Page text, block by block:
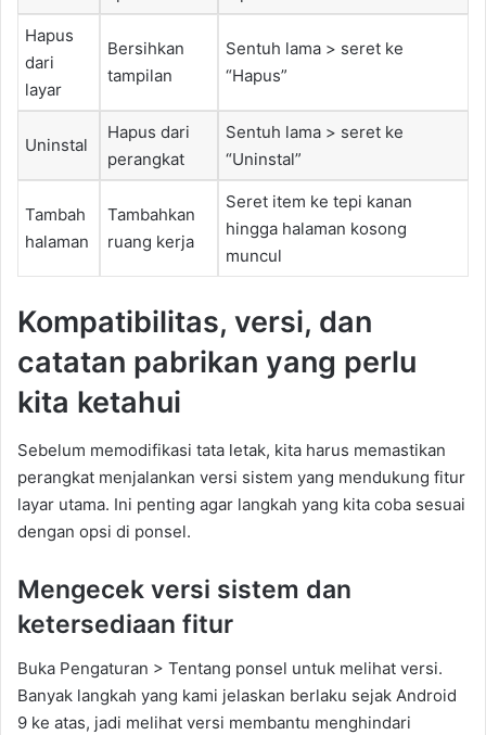
Hapus
dari
layar
Bersihkan
tampilan
Sentuh lama > seret ke
“Hapus”
Uninstal
Hapus dari
perangkat
Sentuh lama > seret ke
“Uninstal”
Tambah
halaman
Tambahkan
ruang kerja
Seret item ke tepi kanan
hingga halaman kosong
muncul
Kompatibilitas, versi, dan
catatan pabrikan yang perlu
kita ketahui
Sebelum memodifikasi tata letak, kita harus memastikan
perangkat menjalankan versi sistem yang mendukung fitur
layar utama. Ini penting agar langkah yang kita coba sesuai
dengan opsi di ponsel.
Mengecek versi sistem dan
ketersediaan fitur
Buka Pengaturan > Tentang ponsel untuk melihat versi.
Banyak langkah yang kami jelaskan berlaku sejak Android
9 ke atas, jadi melihat versi membantu menghindari